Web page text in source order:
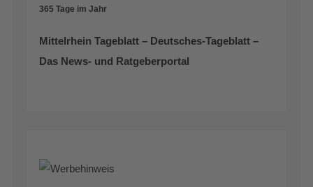
365 Tage im Jahr
Mittelrhein Tageblatt – Deutsches-Tageblatt –
Das News- und Ratgeberportal